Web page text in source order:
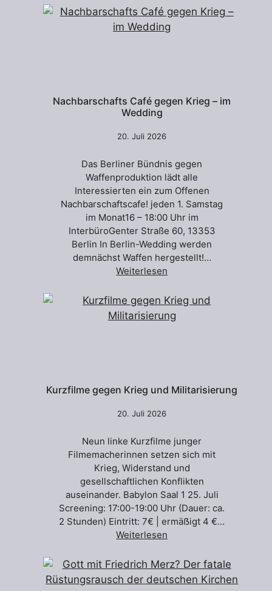
Nachbarschafts Café gegen Krieg – im
Wedding
20. Juli 2026
Das Berliner Bündnis gegen
Waffenproduktion lädt alle
Interessierten ein zum Offenen
Nachbarschaftscafe! jeden 1. Samstag
im Monat16 – 18:00 Uhr im
InterbüroGenter Straße 60, 13353
Berlin In Berlin-Wedding werden
demnächst Waffen hergestellt!…
Weiterlesen
Kurzfilme gegen Krieg und Militarisierung
20. Juli 2026
Neun linke Kurzfilme junger
Filmemacherinnen setzen sich mit
Krieg, Widerstand und
gesellschaftlichen Konflikten
auseinander. Babylon Saal 1 25. Juli
Screening: 17:00-19:00 Uhr (Dauer: ca.
2 Stunden) Eintritt: 7€ | ermäẞigt 4 €…
Weiterlesen